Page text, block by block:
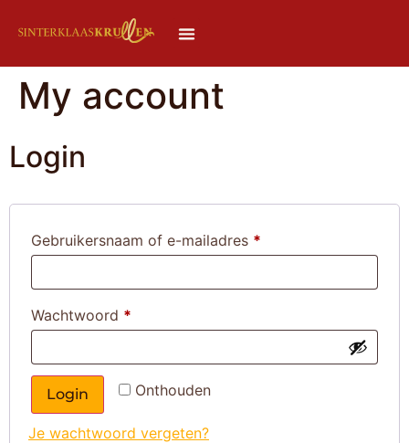
My account
Login
Gebruikersnaam of e-mailadres *
Wachtwoord *
Onthouden
Login
Je wachtwoord vergeten?